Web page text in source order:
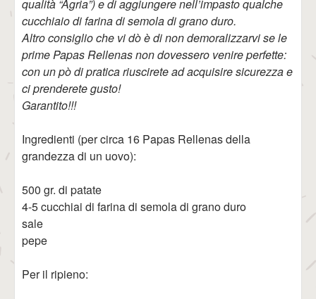
qualità “Agria”) e di aggiungere nell’impasto qualche
cucchiaio di farina di semola di grano duro.
Altro consiglio che vi dò è di non demoralizzarvi se le
prime Papas Rellenas non dovessero venire perfette:
con un pò di pratica riuscirete ad acquisire sicurezza e
ci prenderete gusto!
Garantito!!!
Ingredienti (per circa 16 Papas Rellenas della
grandezza di un uovo):
500 gr. di patate
4-5 cucchiai di farina di semola di grano duro
sale
pepe
Per il ripieno: